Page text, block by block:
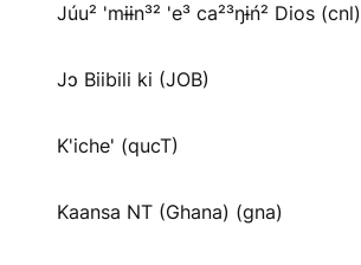
Júu² 'mɨɨn³² 'e³ ca²³ŋɨń² Dios (cnl)
Jɔ Biibili ki (JOB)
K'iche' (qucT)
Kaansa NT (Ghana) (gna)